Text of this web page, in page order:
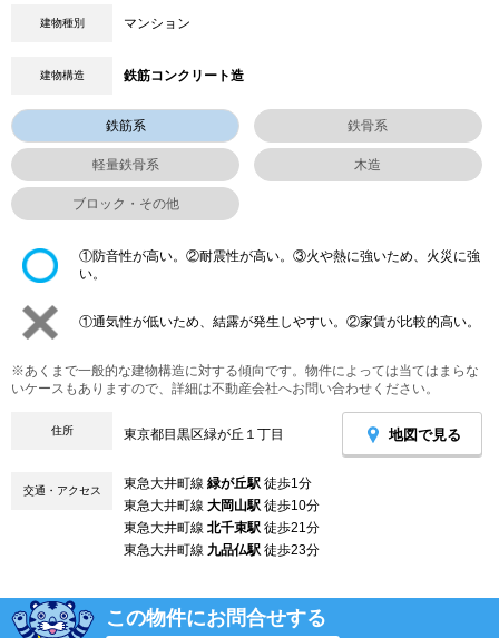
建物種別 マンション
建物構造 鉄筋コンクリート造
鉄筋系 鉄骨系
軽量鉄骨系 木造
ブロック・その他
①防音性が高い。②耐震性が高い。③火や熱に強いため、火災に強
い。
①通気性が低いため、結露が発生しやすい。②家賃が比較的高い。
※あくまで一般的な建物構造に対する傾向です。物件によっては当てはまらな
いケースもありますので、詳細は不動産会社へお問い合わせください。
住所 東京都目黒区緑が丘１丁目 地図で見る
交通・アクセス 東急大井町線 緑が丘駅 徒歩1分
東急大井町線 大岡山駅 徒歩10分
東急大井町線 北千束駅 徒歩21分
東急大井町線 九品仏駅 徒歩23分
この物件にお問合せする